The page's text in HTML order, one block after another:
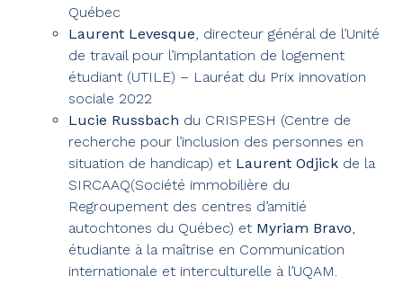
Québec
Laurent Levesque, directeur général de l’Unité
de travail pour l’implantation de logement
étudiant (UTILE) – Lauréat du Prix innovation
sociale 2022
Lucie Russbach du CRISPESH (Centre de
recherche pour l’inclusion des personnes en
situation de handicap) et Laurent Odjick de la
SIRCAAQ(Société immobilière du
Regroupement des centres d’amitié
autochtones du Québec) et Myriam Bravo,
étudiante à la maîtrise en Communication
internationale et interculturelle à l’UQAM.